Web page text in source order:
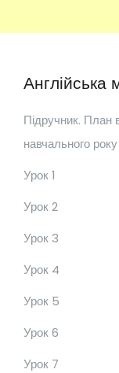
Англійська
Підручник. План
навчального року
Урок 1
Урок 2
Урок 3
Урок 4
Урок 5
Урок 6
Урок 7